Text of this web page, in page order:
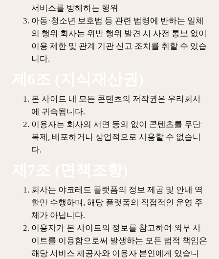
서비스를 방해하는 행위
아동·청소년 보호법 등 관련 법령에 반하는 일체
의 행위 회사는 위반 행위 발견 시 사전 통보 없이
이용 제한 및 관계 기관 신고 조치를 취할 수 있습
니다.
본 사이트 내 모든 콘텐츠의 저작권은 우리회사
에 귀속됩니다.
이용자는 회사의 서면 동의 없이 콘텐츠를 무단
복제, 배포하거나 상업적으로 사용할 수 없습니
다.
회사는 야코레드 플랫폼의 정보 제공 및 안내 역
할만 수행하며, 해당 플랫폼의 직접적인 운영 주
체가 아닙니다.
이용자가 본 사이트의 정보를 참고하여 외부 사
이트를 이용함으로써 발생하는 모든 법적 책임은
해당 서비스 제공자와 이용자 본인에게 있습니